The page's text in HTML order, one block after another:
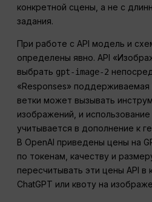
конкретной сцены, а не с
задания.
При работе с API модель и
определены явно. API
выбрать gpt-image-2
«Responses»
ветки может вызывать
изображений, и
учитывается в дополнение к
В OpenAI приведены цены на
по токенам, качеству и
пересчитывать эти цены API
ChatGPT или квоту на